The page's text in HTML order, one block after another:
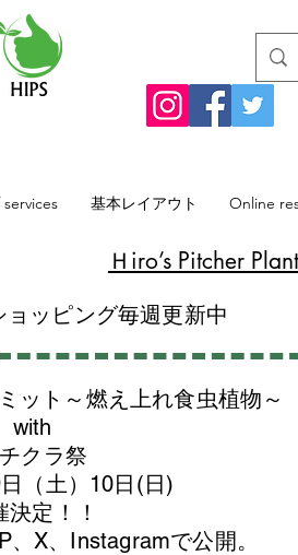
services 基本レイアウト Online
Ｈiro’s Pitcher
ッピング毎週更新中
ット～燃え上れ食虫植物～
with
クラ祭
（土）10日(日)
決定！！
X、Instagramで公開。